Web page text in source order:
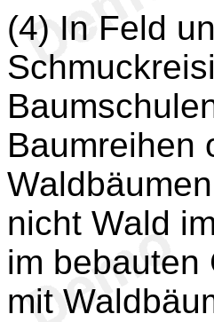
(4) In Feld
Baumreihen
nicht Wald
im bebauten
mit